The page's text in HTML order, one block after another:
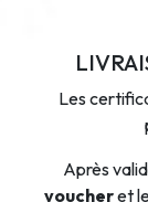
Les
Après
voucheret